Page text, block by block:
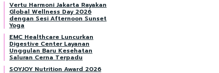
Vertu Harmoni Jakarta Rayakan
Global Wellness Day 2026
dengan Sesi Afternoon Sunset
Yoga
EMC Healthcare Luncurkan
Digestive Center Layanan
Unggulan Baru Kesehatan
Saluran Cerna Terpadu
SOYJOY Nutrition Award 2026